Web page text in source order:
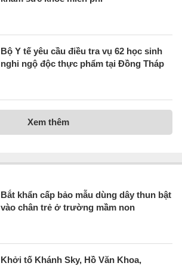
Bộ Y tế yêu cầu điều tra vụ 62 học sinh
nghi ngộ độc thực phẩm tại Đồng Tháp
Xem thêm
Bắt khẩn cấp bảo mẫu dùng dây thun bật
vào chân trẻ ở trường mầm non
Khởi tố Khánh Sky, Hồ Văn Khoa,